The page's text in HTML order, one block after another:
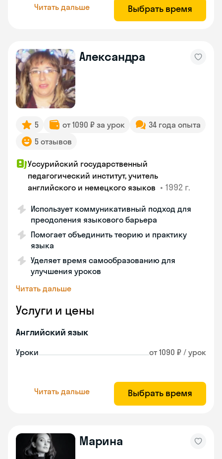
Читать дальше Выбрать время
Александра
5 от 1090 ₽ за урок
34 года опыта
5 отзывов
Уссурийский государственный
педагогический институт, учитель
английского и немецкого языков • 1992 г.
Использует коммуникативный подход для
преодоления языкового барьера
Помогает объединить теорию и практику
языка
Уделяет время самообразованию для
улучшения уроков
Читать дальше
Услуги и цены
Английский язык
Уроки от 1090 ₽ / урок
Читать дальше Выбрать время
Марина